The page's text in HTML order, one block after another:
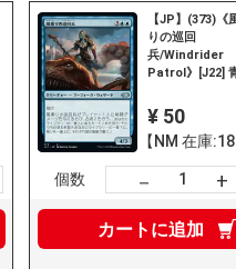
【JP】(373)《
りの巡回
兵/Windrider
Patrol》[J22]
¥ 50
【NM 在庫:18
個数 － +
カートに追加